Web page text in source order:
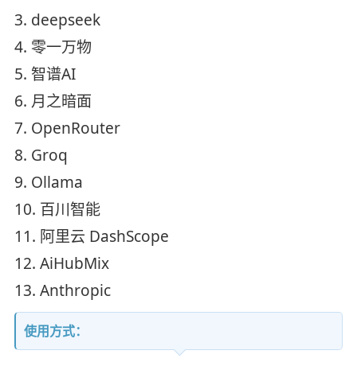
3. deepseek
4. 零一万物
5. 智谱AI
6. 月之暗面
7. OpenRouter
8. Groq
9. Ollama
10. 百川智能
11. 阿里云 DashScope
12. AiHubMix
13. Anthropic
使用方式：